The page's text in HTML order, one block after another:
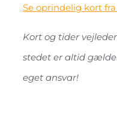
Se oprindelig kort
Kort og tider
stedet er altid
eget ansvar!